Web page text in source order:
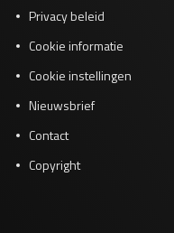
Privacy beleid
Cookie informatie
Cookie instellingen
Nieuwsbrief
Contact
Copyright